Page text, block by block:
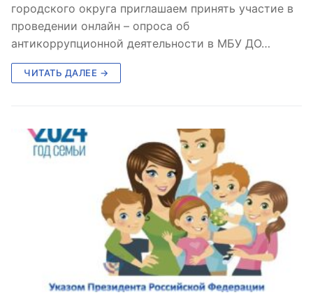
городского округа приглашаем принять участие в
проведении онлайн – опроса об
антикоррупционной деятельности в МБУ ДО…
ЧИТАТЬ ДАЛЕЕ →